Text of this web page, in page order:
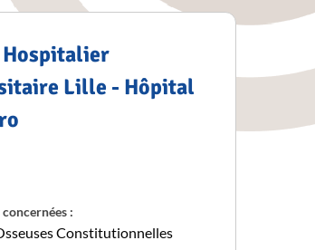
Lille - Hôpital
:
Constitutionnelles